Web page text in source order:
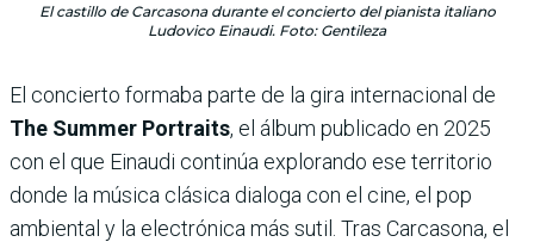
El castillo de Carcasona durante el concierto del pianista italiano
Ludovico Einaudi. Foto: Gentileza
El concierto formaba parte de la gira internacional de
The Summer Portraits, el álbum publicado en 2025
con el que Einaudi continúa explorando ese territorio
donde la música clásica dialoga con el cine, el pop
ambiental y la electrónica más sutil. Tras Carcasona, el